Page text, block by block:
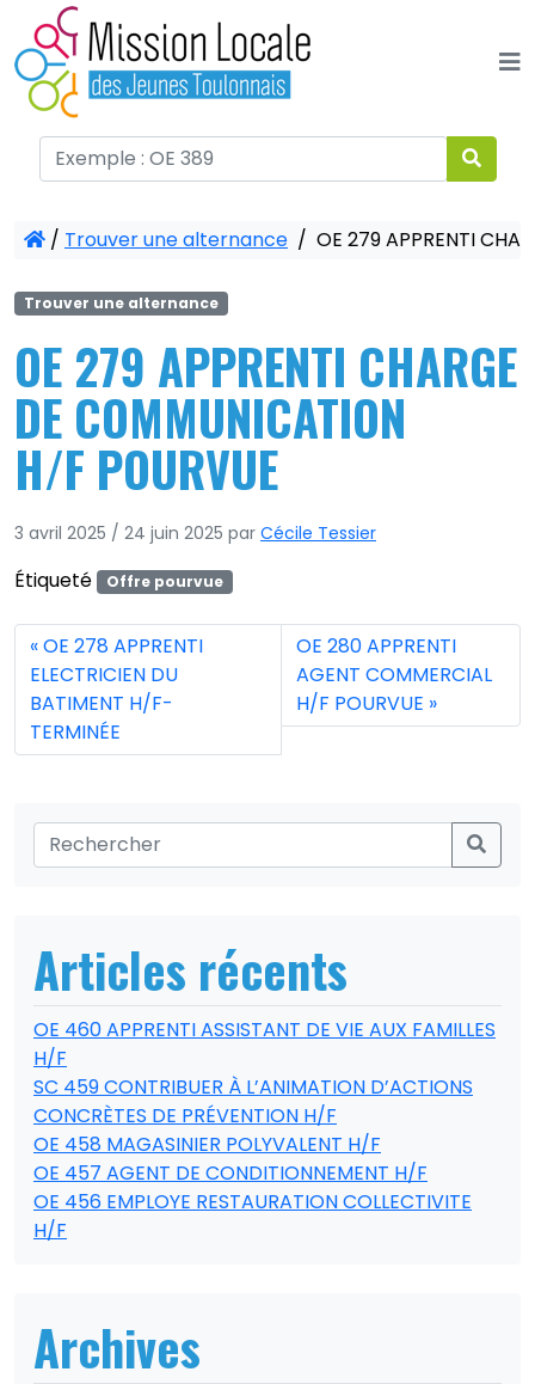
/ Trouver une alternance / OE 279 APPRENTI
Trouver une alternance
OE 279 APPRENTI CHARGE
DE COMMUNICATION
H/F POURVUE
3 avril 2025 / 24 juin 2025 par Cécile Tessier
Étiqueté Offre pourvue
OE 278 APPRENTI
ELECTRICIEN DU
BATIMENT H/F-
TERMINÉE
OE 280 APPRENTI
AGENT COMMERCIAL
H/F POURVUE
Articles récents
OE 460 APPRENTI ASSISTANT DE VIE AUX FAMILLES
H/F
SC 459 CONTRIBUER À L’ANIMATION D’ACTIONS
CONCRÈTES DE PRÉVENTION H/F
OE 458 MAGASINIER POLYVALENT H/F
OE 457 AGENT DE CONDITIONNEMENT H/F
OE 456 EMPLOYE RESTAURATION COLLECTIVITE
H/F
Archives
Panneau de gestion des cookies